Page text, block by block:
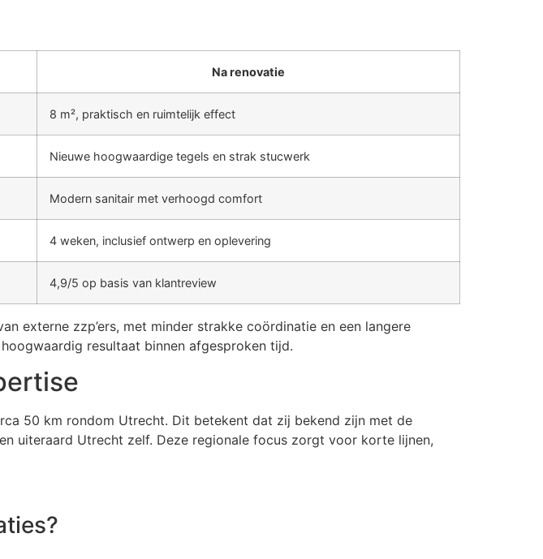
Na renovatie
8 m², praktisch en ruimtelijk effect
Nieuwe hoogwaardige tegels en strak stucwerk
Modern sanitair met verhoogd comfort
4 weken, inclusief ontwerp en oplevering
4,9/5 op basis van klantreview
externe zzp’ers, met minder strakke coördinatie en een langere
resultaat binnen afgesproken tijd.
50 km rondom Utrecht. Dit betekent dat zij bekend zijn met de
en uiteraard Utrecht zelf. Deze regionale focus zorgt voor korte lijnen,